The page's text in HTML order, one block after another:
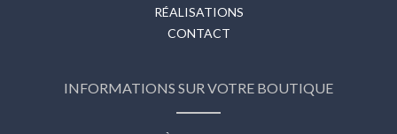
RÉALISATIONS
CONTACT
INFORMATIONS SUR VOTRE BOUTIQUE